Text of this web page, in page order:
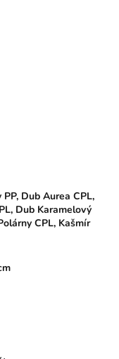
Dub Aurea CPL,
Dub Karamelový
CPL, Kašmír